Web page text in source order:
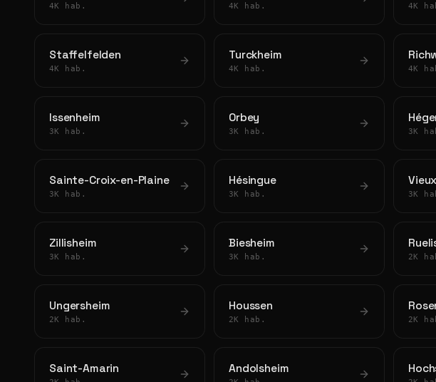
4K hab. 4K hab. 4K
Staffelfelden
4K hab.
Turckheim
4K hab. 4K
Issenheim
3K hab.
Orbey
3K hab. 3K
Sainte-Croix-en-Plaine
3K hab.
Hésingue
3K hab. 3K
Zillisheim
3K hab.
Biesheim
3K hab. 2K
Ungersheim
2K hab.
Houssen
2K hab. 2K
Saint-Amarin Andolsheim